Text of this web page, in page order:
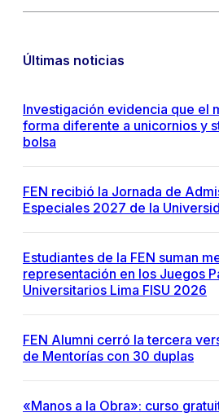
Últimas noticias
Investigación evidencia que el
forma diferente a unicornios y
bolsa
FEN recibió la Jornada de
Especiales 2027 de la
Estudiantes de la FEN suman
representación en los Juegos
Universitarios Lima FISU 2026
FEN Alumni cerró la tercera
de Mentorías con 30 duplas
«Manos a la Obra»: curso